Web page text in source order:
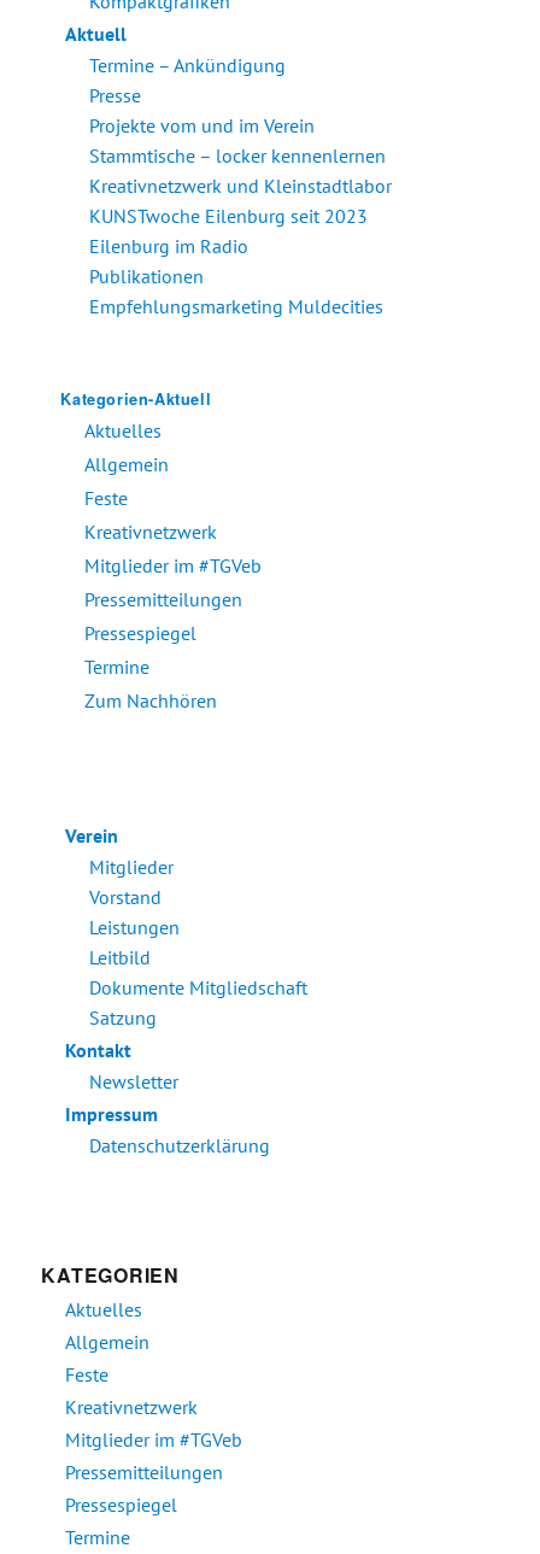
Aktuell
Termine – Ankündigung
Presse
Projekte vom und im Verein
Stammtische – locker kennenlernen
Kreativnetzwerk und Kleinstadtlabor
KUNSTwoche Eilenburg seit 2023
Eilenburg im Radio
Publikationen
Empfehlungsmarketing Muldecities
Kategorien-Aktuell
Aktuelles
Allgemein
Feste
Kreativnetzwerk
Mitglieder im #TGVeb
Pressemitteilungen
Pressespiegel
Termine
Zum Nachhören
Verein
Mitglieder
Vorstand
Leistungen
Leitbild
Dokumente Mitgliedschaft
Satzung
Kontakt
Newsletter
Impressum
Datenschutzerklärung
KATEGORIEN
Aktuelles
Allgemein
Feste
Kreativnetzwerk
Mitglieder im #TGVeb
Pressemitteilungen
Pressespiegel
Termine